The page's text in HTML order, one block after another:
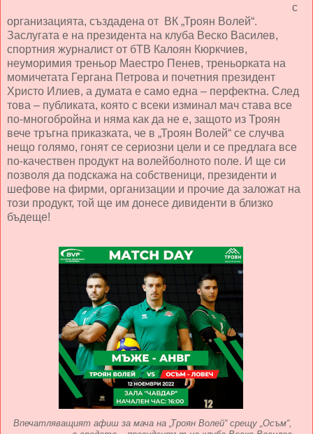
с
организацията, създадена от ВК „Троян Волей“.
Заслугата е на президента на клуба Веско Василев,
спортния журналист от бТВ Калоян Кюркчиев,
неуморимия треньор Маестро Пенев, треньорката на
момичетата Гергана Петрова и почетния президент
Христо Илиев, а думата е само една – перфектна. След
това – публиката, която с всеки изминал мач става все
по-многобройна и няма как да не е, защото из Троян
вече тръгна приказката, че в „Троян Волей“ се случва
нещо голямо, гонят се сериозни цели и се предлага все
по-качествен продукт на волейболното поле. И ще си
позволя да подскажа на собственици, президенти и
шефове на фирми, организации и прочие да заложат на
този продукт, той ще им донесе дивиденти в близко
бъдеще!
Впечатляващият афиш за мача на „Троян Волей“ срещу „Осъм“,